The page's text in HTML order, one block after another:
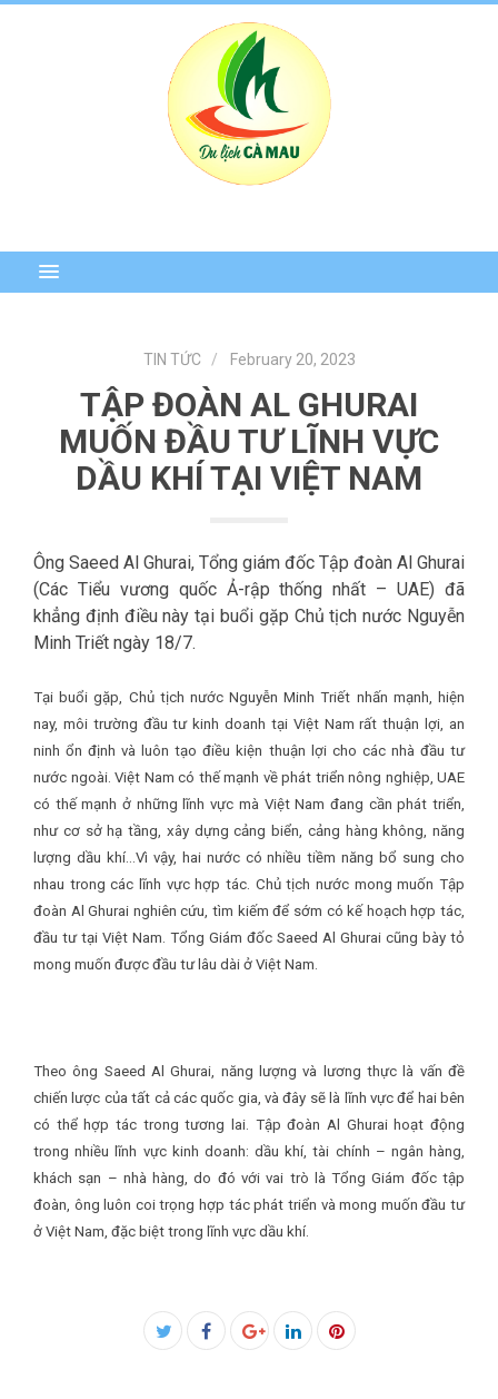
TIN TỨC February 20, 2023
TẬP ĐOÀN AL GHURAI
MUỐN ĐẦU TƯ LĨNH VỰC
DẦU KHÍ TẠI VIỆT NAM
Ông Saeed Al Ghurai, Tổng giám đốc Tập đoàn Al Ghurai
(Các Tiểu vương quốc Ả-rập thống nhất – UAE) đã
khẳng định điều này tại buổi gặp Chủ tịch nước Nguyễn
Minh Triết ngày 18/7.
Tại buổi gặp, Chủ tịch nước Nguyễn Minh Triết nhấn mạnh, hiện
nay, môi trường đầu tư kinh doanh tại Việt Nam rất thuận lợi, an
ninh ổn định và luôn tạo điều kiện thuận lợi cho các nhà đầu tư
nước ngoài. Việt Nam có thế mạnh về phát triển nông nghiệp, UAE
có thế mạnh ở những lĩnh vực mà Việt Nam đang cần phát triển,
như cơ sở hạ tầng, xây dựng cảng biển, cảng hàng không, năng
lượng dầu khí…Vì vậy, hai nước có nhiều tiềm năng bổ sung cho
nhau trong các lĩnh vực hợp tác. Chủ tịch nước mong muốn Tập
đoàn Al Ghurai nghiên cứu, tìm kiếm để sớm có kế hoạch hợp tác,
đầu tư tại Việt Nam. Tổng Giám đốc Saeed Al Ghurai cũng bày tỏ
mong muốn được đầu tư lâu dài ở Việt Nam.
Theo ông Saeed Al Ghurai, năng lượng và lương thực là vấn đề
chiến lược của tất cả các quốc gia, và đây sẽ là lĩnh vực để hai bên
có thể hợp tác trong tương lai. Tập đoàn Al Ghurai hoạt động
trong nhiều lĩnh vực kinh doanh: dầu khí, tài chính – ngân hàng,
khách sạn – nhà hàng, do đó với vai trò là Tổng Giám đốc tập
đoàn, ông luôn coi trọng hợp tác phát triển và mong muốn đầu tư
ở Việt Nam, đặc biệt trong lĩnh vực dầu khí.
Facebook